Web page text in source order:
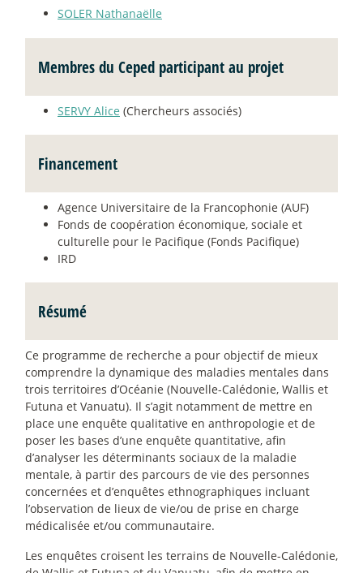
SOLER Nathanaëlle
Membres du Ceped participant au projet
SERVY Alice (Chercheurs associés)
Financement
Agence Universitaire de la Francophonie (AUF)
Fonds de coopération économique, sociale et
culturelle pour le Pacifique (Fonds Pacifique)
IRD
Résumé
Ce programme de recherche a pour objectif de mieux
comprendre la dynamique des maladies mentales dans
trois territoires d’Océanie (Nouvelle-Calédonie, Wallis et
Futuna et Vanuatu). Il s’agit notamment de mettre en
place une enquête qualitative en anthropologie et de
poser les bases d’une enquête quantitative, afin
d’analyser les déterminants sociaux de la maladie
mentale, à partir des parcours de vie des personnes
concernées et d’enquêtes ethnographiques incluant
l’observation de lieux de vie/ou de prise en charge
médicalisée et/ou communautaire.
Les enquêtes croisent les terrains de Nouvelle-Calédonie,